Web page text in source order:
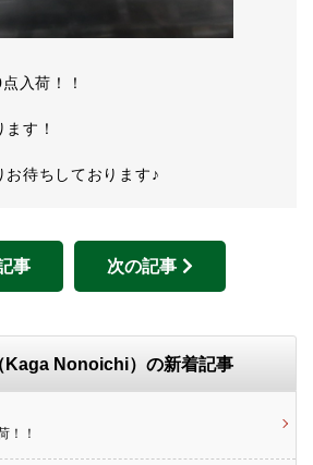
入荷！！
す！
待ちしております♪
事 次の記事
Kaga Nonoichi）の新着記事
！！